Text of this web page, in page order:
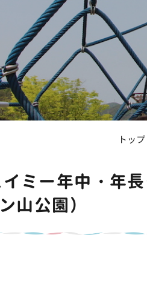
トップ
ミー年中・年
山公園）